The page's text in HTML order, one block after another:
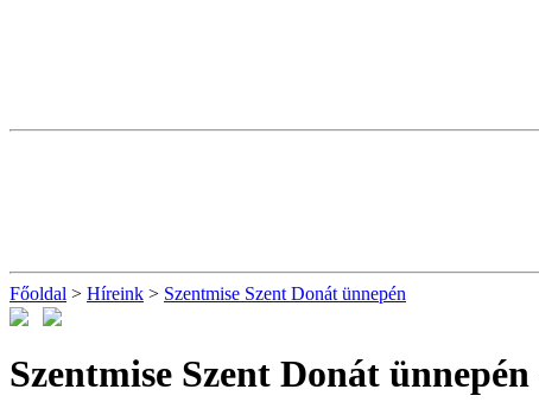
Főoldal > Híreink > Szentmise Szent Donát ünnepén
Szentmise Szent Donát ünnepén